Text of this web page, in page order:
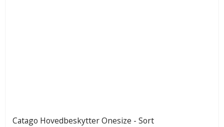
Catago Hovedbeskytter Onesize - Sort